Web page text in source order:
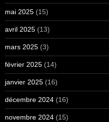
mai 2025 (15)
avril 2025 (13)
mars 2025 (3)
février 2025 (14)
janvier 2025 (16)
décembre 2024 (16)
novembre 2024 (15)